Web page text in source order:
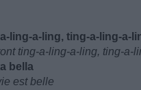
ling-a-ling, ting-a-ling-a-
ting-a-ling-a-ling, ting-a-
bella
est belle